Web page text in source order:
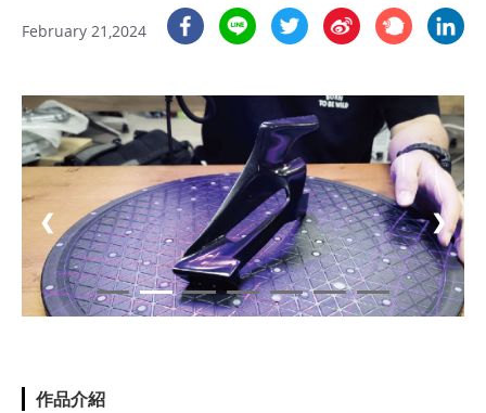
February 21,2024
❮ ❯
作品介紹